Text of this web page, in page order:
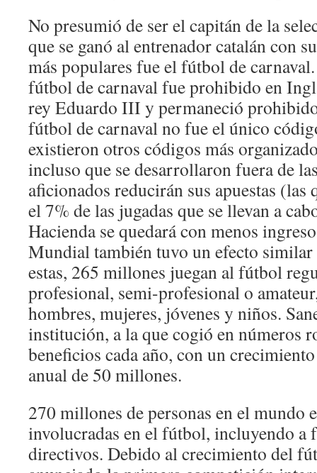
No presumió de ser el capitán de la
que se ganó al entrenador catalán con
más populares fue el fútbol de
fútbol de carnaval fue prohibido en
rey Eduardo III y permaneció
fútbol de carnaval no fue el único
existieron otros códigos más
incluso que se desarrollaron fuera de
aficionados reducirán sus apuestas (las
el 7% de las jugadas que se llevan a
Hacienda se quedará con menos
Mundial también tuvo un efecto
estas, 265 millones juegan al fútbol
profesional, semi-profesional o
hombres, mujeres, jóvenes y niños.
institución, a la que cogió en números
beneficios cada año, con un
anual de 50 millones.
270 millones de personas en el mundo
involucradas en el fútbol, incluyendo a
directivos. Debido al crecimiento del